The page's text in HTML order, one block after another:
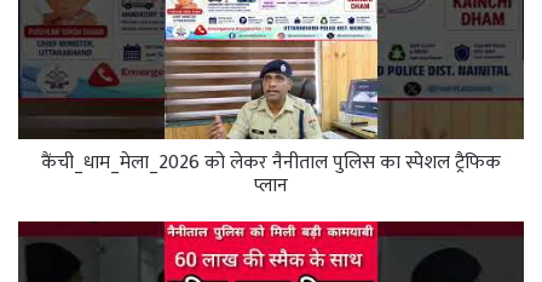
कैंची_धाम_मेला_2026 को लेकर नैनीताल पुलिस का स्पेशल ट्रैफिक
प्लान